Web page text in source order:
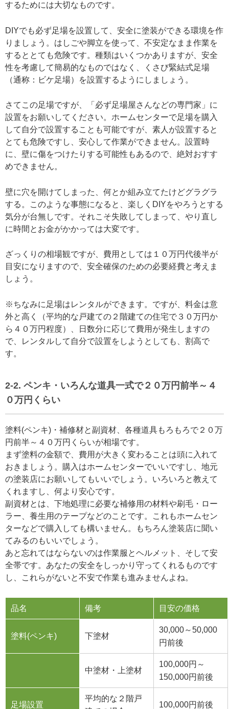
するためには大切なものです。
DIYでも必ず足場を設置して、安全に塗装ができる環境を作
りましょう。はしごや脚立を使って、不安定なまま作業を
するととても危険です。種類はいくつかありますが、安全
性を考慮して簡易的なものではなく、くさび緊結式足場
（通称：ビケ足場）を設置するようにしましょう。
さてこの足場ですが、「必ず足場屋さんなどの専門家」に
設置をお願いしてください。ホームセンターで足場を購入
して自分で設置することも可能ですが、素人が設置すると
とても危険ですし、安心して作業ができません。設置時
に、壁に傷をつけたりする可能性もあるので、絶対おすす
めできません。
壁に穴を開けてしまった、何とか組み立てたけどグラグラ
する。このような事態になると、楽しくDIYをやろうとする
気分が台無しです。それこそ失敗してしまって、やり直し
に時間とお金がかかっては大変です。
ざっくりの相場観ですが、費用としては１０万円代後半が
目安になりますので、安全確保のための必要経費と考えま
しょう。
※ちなみに足場はレンタルができます。ですが、料金は意
外と高く（平均的な戸建ての２階建ての住宅で３０万円か
ら４０万円程度）、日数分に応じて費用が発生しますの
で、レンタルして自分で設置をしようとしても、割高で
す。
2-2. ペンキ・いろんな道具一式で２０万円前半～４
０万円くらい
塗料(ペンキ)・補修材と副資材、各種道具もろもろで２０万
円前半～４０万円くらいが相場です。
まず塗料の金額で、費用が大きく変わることは頭に入れて
おきましょう。購入はホームセンターでいいですし、地元
の塗装店にお願いしてもいいでしょう。いろいろと教えて
くれますし、何より安心です。
副資材とは、下地処理に必要な補修用の材料や刷毛・ロー
ラー、養生用のテープなどのことです。これもホームセン
ターなどで購入しても構いません。もちろん塗装店に聞い
てみるのもいいでしょう。
あと忘れてはならないのは作業服とヘルメット、そして安
全帯です。あなたの安全をしっかり守ってくれるものです
し、これらがないと不安で作業も進みませんよね。
品名 備考 目安の価格
塗料(ペンキ) 下塗材
30,000～50,000
円前後
中塗材・上塗材
100,000円～
150,000円前後
足場設置
平均的な２階戸
100,000円前後